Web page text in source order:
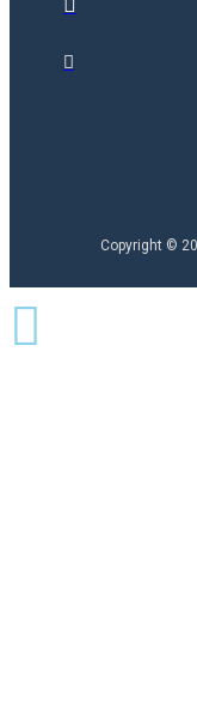
Copyright ©